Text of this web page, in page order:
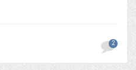
2